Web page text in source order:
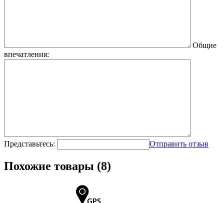
Общие
впечатления:
Представьтесь: Отправить отзыв
Похожие товары (8)